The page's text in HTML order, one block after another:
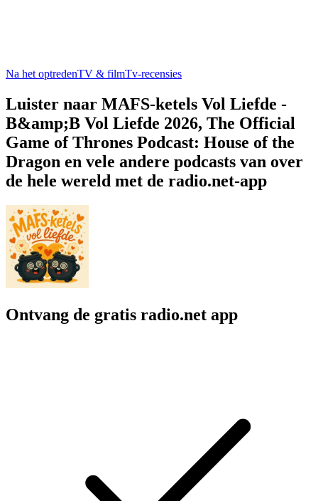
Na het optredenTV & filmTv-recensies
Luister naar MAFS-ketels Vol Liefde -
B&amp;B Vol Liefde 2026, The Official
Game of Thrones Podcast: House of the
Dragon en vele andere podcasts van over
de hele wereld met de radio.net-app
Ontvang de gratis radio.net app